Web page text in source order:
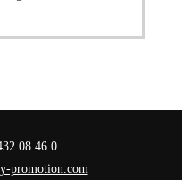
08 46 0
promotion.com